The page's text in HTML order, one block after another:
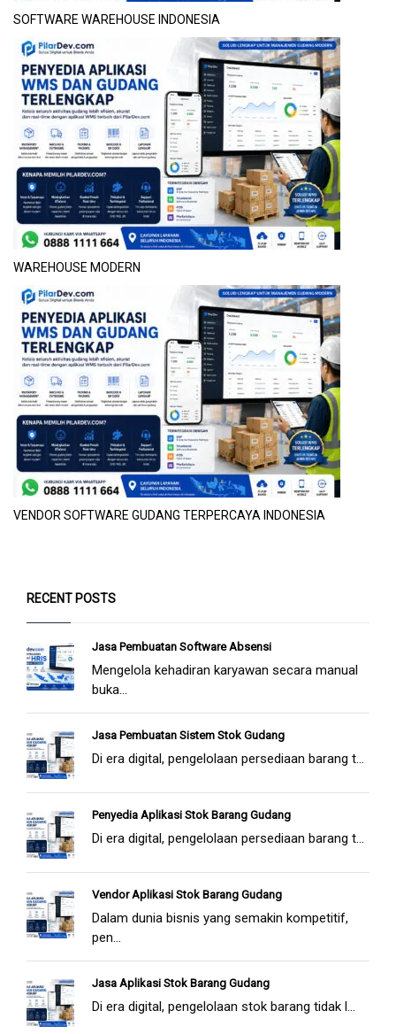
SOFTWARE WAREHOUSE INDONESIA
WAREHOUSE MODERN
VENDOR SOFTWARE GUDANG TERPERCAYA INDONESIA
RECENT POSTS
Jasa Pembuatan Software Absensi
Mengelola kehadiran karyawan secara manual
buka...
Jasa Pembuatan Sistem Stok Gudang
Di era digital, pengelolaan persediaan barang t...
Penyedia Aplikasi Stok Barang Gudang
Di era digital, pengelolaan persediaan barang t...
Vendor Aplikasi Stok Barang Gudang
Dalam dunia bisnis yang semakin kompetitif,
pen...
Jasa Aplikasi Stok Barang Gudang
Di era digital, pengelolaan stok barang tidak l...